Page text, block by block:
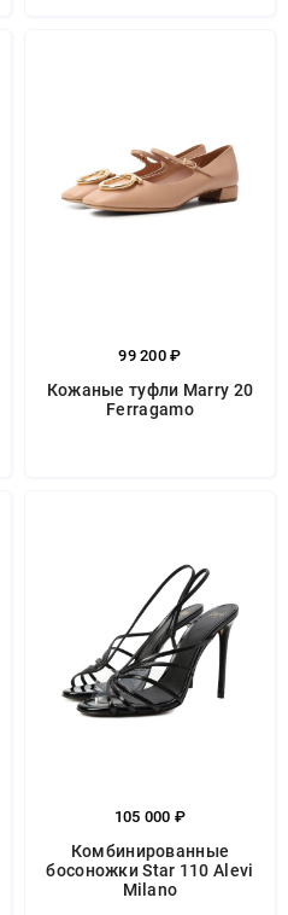
99 200 ₽
Кожаные туфли Marry 20
Ferragamo
105 000 ₽
Комбинированные
босоножки Star 110 Alevi
Milano